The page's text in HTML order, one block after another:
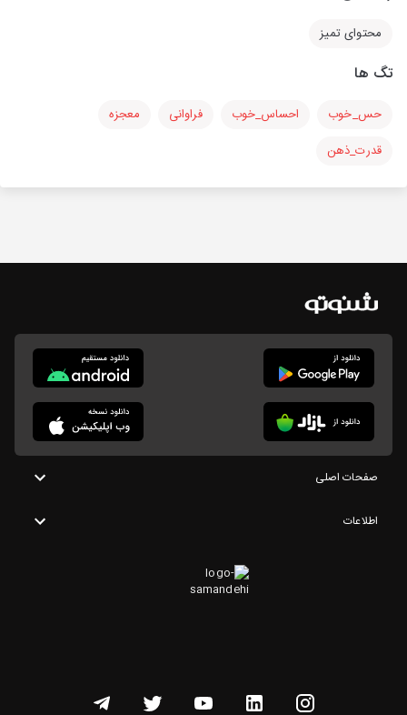
محتوای تمیز
تگ ها
حس_خوب احساس_خوب فراوانی
معجزه
قدرت_ذهن
صفحات اصلی
اطلاعات